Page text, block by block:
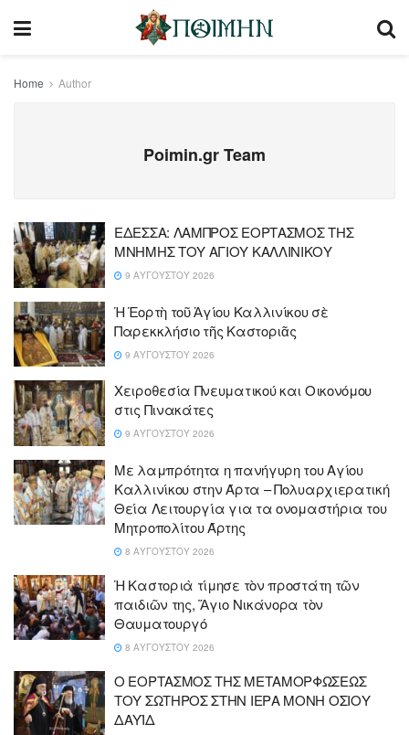
Home Author
Poimin.gr Team
ΕΔΕΣΣΑ: ΛΑΜΠΡΟΣ ΕΟΡΤΑΣΜΟΣ ΤΗΣ
ΜΝΗΜΗΣ ΤΟΥ ΑΓΙΟΥ ΚΑΛΛΙΝΙΚΟΥ
9 ΑΥΓΟΎΣΤΟΥ 2026
Ἡ Ἑορτὴ τοῦ Ἁγίου Καλλινίκου σὲ
Παρεκκλήσιο τῆς Καστοριᾶς
9 ΑΥΓΟΎΣΤΟΥ 2026
Χειροθεσία Πνευματικού και Οικονόμου
στις Πινακάτες
9 ΑΥΓΟΎΣΤΟΥ 2026
Με λαμπρότητα η πανήγυρη του Αγίου
Καλλινίκου στην Άρτα – Πολυαρχιερατική
Θεία Λειτουργία για τα ονομαστήρια του
Μητροπολίτου Άρτης
8 ΑΥΓΟΎΣΤΟΥ 2026
Ἡ Καστοριὰ τίμησε τὸν προστάτη τῶν
παιδιῶν της, Ἅγιο Νικάνορα τὸν
Θαυματουργό
8 ΑΥΓΟΎΣΤΟΥ 2026
Ο ΕΟΡΤΑΣΜΟΣ ΤΗΣ ΜΕΤΑΜΟΡΦΩΣΕΩΣ
ΤΟΥ ΣΩΤΗΡΟΣ ΣΤΗΝ ΙΕΡΑ ΜΟΝΗ ΟΣΙΟΥ
ΔΑΥΪΔ